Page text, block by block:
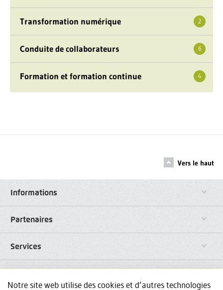
Transformation numérique 2
Conduite de collaborateurs 6
Formation et formation continue 4
Vers le haut
Informations
Partenaires
Services
Notre site web utilise des cookies et d’autres technologies